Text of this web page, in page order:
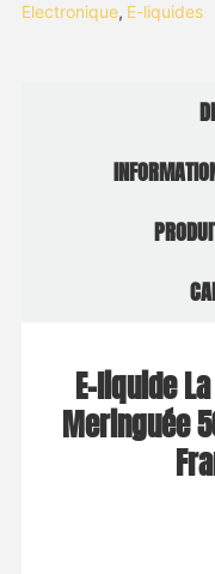
Electronique, E-liquides
E-liquide
Meringuée